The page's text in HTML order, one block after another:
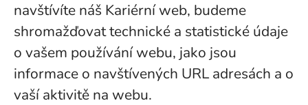
navštívíte náš Kariérní web, budeme
shromažďovat technické a statistické údaje
o vašem používání webu, jako jsou
informace o navštívených URL adresách a o
vaší aktivitě na webu.